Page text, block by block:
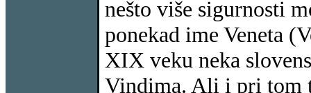
nešto više sigurnosti
ponekad ime Veneta
XIX veku neka
Vindima. Ali i pri tom